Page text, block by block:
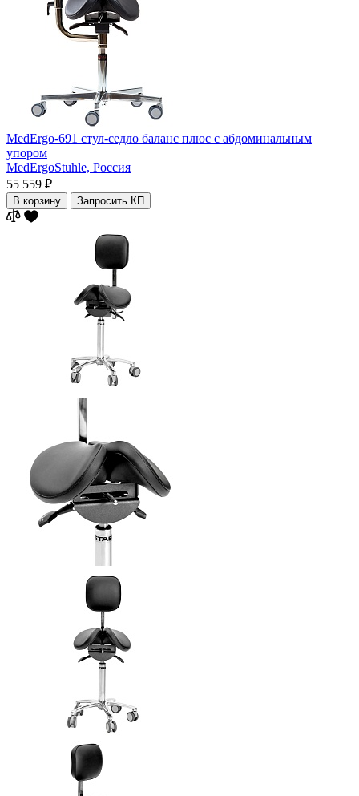
MedErgo-691 стул-седло баланс плюс с абдоминальным
упором
MedErgoStuhle, Россия
55 559 ₽
В корзину Запросить КП